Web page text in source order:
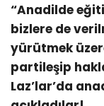
“Anadilde
bizlere de
yürütmek
partileşip
Laz’lar’da